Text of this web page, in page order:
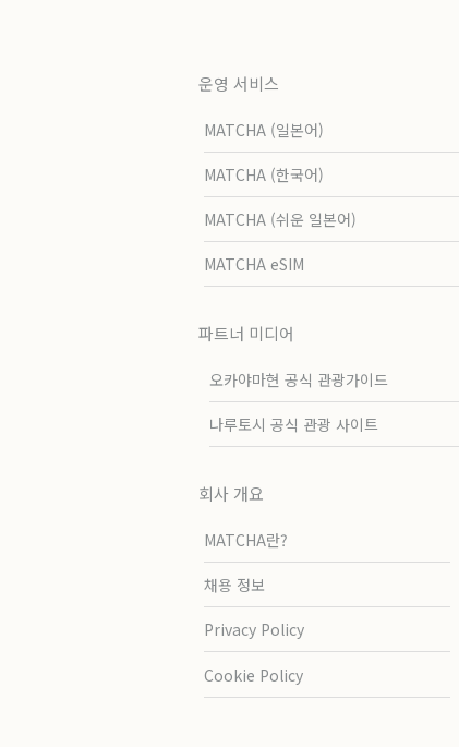
운영 서비스
MATCHA (일본어)
MATCHA (한국어)
MATCHA (쉬운 일본어)
MATCHA eSIM
파트너 미디어
오카야마현 공식 관광가이드
나루토시 공식 관광 사이트
회사 개요
MATCHA란?
채용 정보
Privacy Policy
Cookie Policy